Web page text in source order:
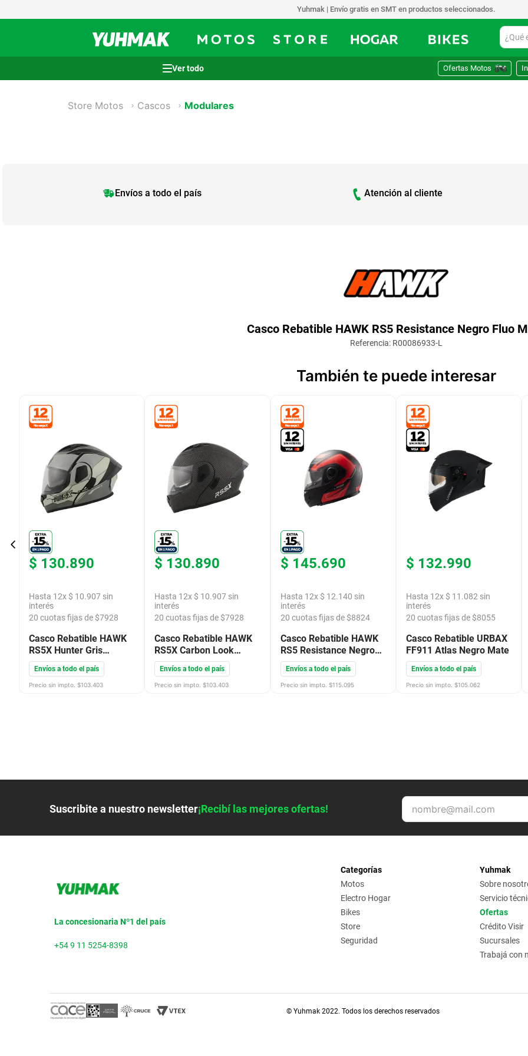
Yuhmak | Envío gratis en SMT en productos seleccionados.
¿Qué
Ofertas Motos
Store Motos Cascos Modulares
Envíos a todo el país Atención al cliente
Casco Rebatible HAWK RS5 Resistance Negro Fluo
Referencia: R00086933-L
También te puede interesar
$ 130.890
Hasta 12x $ 10.907sin
interés
20 cuotas fijas de $7928
Casco Rebatible HAWK
RS5X Hunter Gris
Brillante
Envíos a todo el país
Precio sin impto. $103.403
$ 130.890
Hasta 12x $ 10.907 sin
interés
20 cuotas fijas de $7928
Casco Rebatible HAWK
RS5X Carbon Look
Negro Mate
Envíos a todo el país
Precio sin impto. $103.403
$ 145.690
Hasta 12x $ 12.140 sin
interés
20 cuotas fijas de $8824
Casco Rebatible HAWK
RS5 Resistance Negro
Rojo Mate
Envíos a todo el país
Precio sin impto. $115.095
$ 132.990
Hasta 12x $ 11 .082 sin
interés
20 cuotas fijas de $8055
Casco Rebatible URBAX
FF911 Atlas Negro Mate
Envíos a todo el país
Precio sin impto. $105.062
Suscribite a nuestro newsletter¡Recibí las mejores ofertas!
La concesionaria Nº1 del país
+54 9 11 5254-8398
Categorías
Motos
Electro Hogar
Bikes
Store
Seguridad
Yuhmak
Sobre
Servicio
Ofertas
Crédito Visir
Sucursales
Trabajá con
© Yuhmak 2022. Todos los derechos reservados